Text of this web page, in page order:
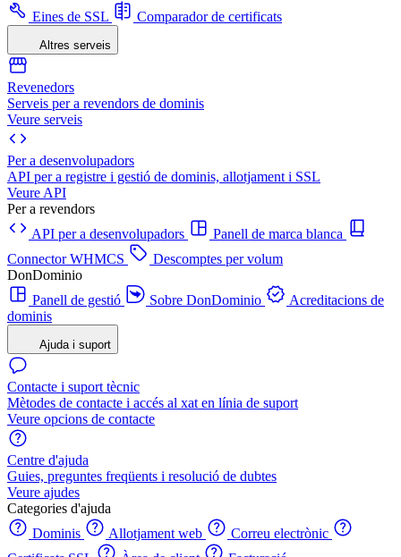
Eines de SSL
Comparador de certificats
Altres serveis
Revenedors
Serveis per a revendors de dominis
Veure serveis
Per a desenvolupadors
API per a registre i gestió de dominis, allotjament i SSL
Veure API
Per a revendors
API per a desenvolupadors
Panell de marca blanca
Connector WHMCS
Descomptes per volum
DonDominio
Panell de gestió
Sobre DonDominio
Acreditacions de
dominis
Ajuda i suport
Contacte i suport tècnic
Mètodes de contacte i accés al xat en línia de suport
Veure opcions de contacte
Centre d'ajuda
Guies, preguntes freqüents i resolució de dubtes
Veure ajudes
Categories d'ajuda
Dominis
Allotjament web
Correu electrònic